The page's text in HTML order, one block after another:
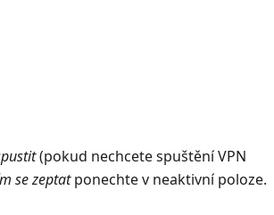
(pokud nechcete spuštění VPN
se zeptatponechte v neaktivní poloze.